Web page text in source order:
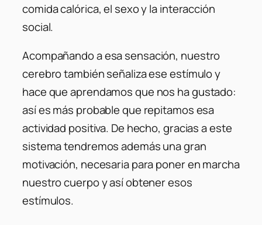
comida calórica, el sexo y la interacción
social.
Acompañando a esa sensación, nuestro
cerebro también señaliza ese estímulo y
hace que aprendamos que nos ha gustado:
así es más probable que repitamos esa
actividad positiva. De hecho, gracias a este
sistema tendremos además una gran
motivación, necesaria para poner en marcha
nuestro cuerpo y así obtener esos
estímulos.